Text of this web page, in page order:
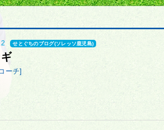
せとぐちのブログ(ソレッソ鹿児島)
ーチ]